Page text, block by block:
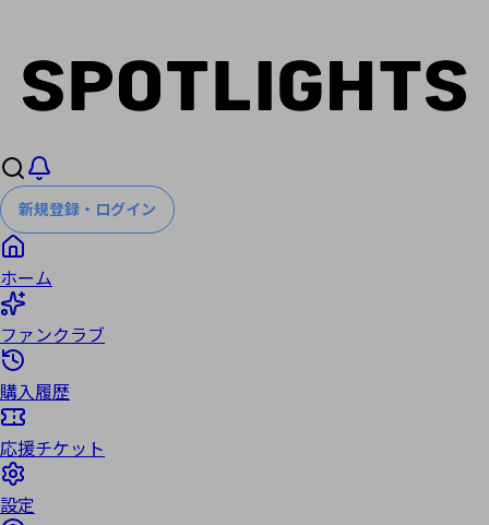
新規登録・ログイン
ホーム
ファンクラブ
購入履歴
応援チケット
設定